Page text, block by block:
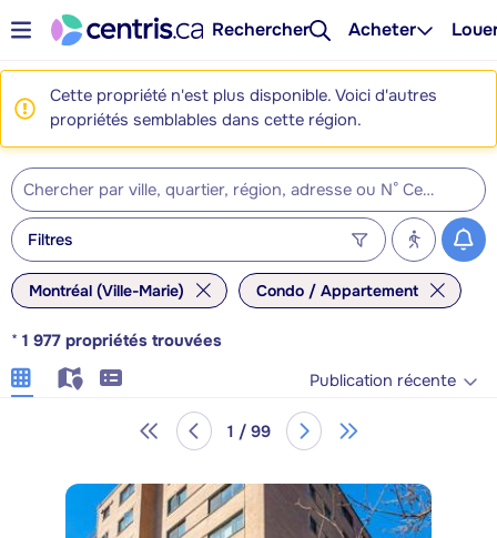
Rechercher Acheter
Cette propriété n'est plus disponible. Voici d'autres
propriétés semblables dans cette région.
Filtres
Montréal (Ville-Marie) Condo / Appartement
* 1 977 propriétés trouvées
Publication récente
1 / 99